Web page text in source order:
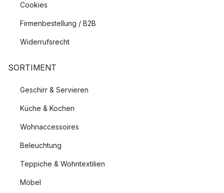
Cookies
Firmenbestellung / B2B
Widerrufsrecht
SORTIMENT
Geschirr & Servieren
Küche & Kochen
Wohnaccessoires
Beleuchtung
Teppiche & Wohntextilien
Möbel